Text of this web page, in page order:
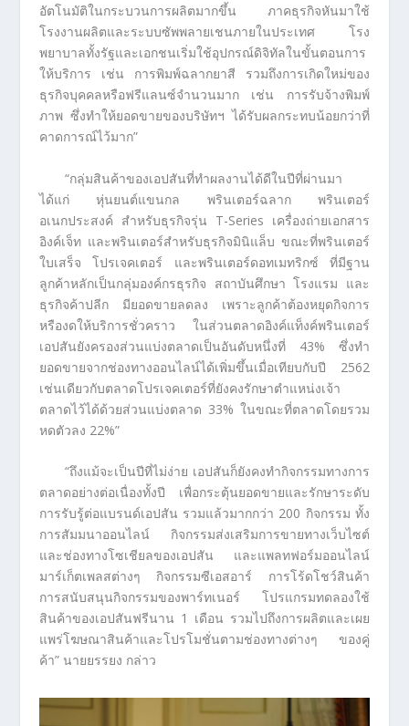
อัตโนมัติในกระบวนการผลิตมากขึ้น ภาคธุรกิจหันมาใช้
โรงงานผลิตและระบบซัพพลายเชนภายในประเทศ โรง
พยาบาลทั้งรัฐและเอกชนเริ่มใช้อุปกรณ์ดิจิทัลในขั้นตอนการ
ให้บริการ เช่น การพิมพ์ฉลากยาสี รวมถึงการเกิดใหม่ของ
ธุรกิจบุคคลหรือฟรีแลนซ์จำนวนมาก เช่น การรับจ้างพิมพ์
ภาพ ซึ่งทำให้ยอดขายของบริษัทฯ ได้รับผลกระทบน้อยกว่าที่
คาดการณ์ไว้มาก”
“กลุ่มสินค้าของเอปสันที่ทำผลงานได้ดีในปีที่ผ่านมา
ได้แก่ หุ่นยนต์แขนกล พรินเตอร์ฉลาก พรินเตอร์
อเนกประสงค์ สำหรับธุรกิจรุ่น T-Series เครื่องถ่ายเอกสาร
อิงค์เจ็ท และพรินเตอร์สำหรับธุรกิจมินิแล็บ ขณะที่พรินเตอร์
ใบเสร็จ โปรเจคเตอร์ และพรินเตอร์ดอทเมทริกซ์ ที่มีฐาน
ลูกค้าหลักเป็นกลุ่มองค์กรธุรกิจ สถาบันศึกษา โรงแรม และ
ธุรกิจค้าปลีก มียอดขายลดลง เพราะลูกค้าต้องหยุดกิจการ
หรืองดให้บริการชั่วคราว ในส่วนตลาดอิงค์แท็งค์พรินเตอร์
เอปสันยังครองส่วนแบ่งตลาดเป็นอันดับหนึ่งที่ 43% ซึ่งทำ
ยอดขายจากช่องทางออนไลน์ได้เพิ่มขึ้นเมื่อเทียบกับปี 2562
เช่นเดียวกับตลาดโปรเจคเตอร์ที่ยังคงรักษาตำแหน่งเจ้า
ตลาดไว้ได้ด้วยส่วนแบ่งตลาด 33% ในขณะที่ตลาดโดยรวม
หดตัวลง 22%”
“ถึงแม้จะเป็นปีที่ไม่ง่าย เอปสันก็ยังคงทำกิจกรรมทางการ
ตลาดอย่างต่อเนื่องทั้งปี เพื่อกระตุ้นยอดขายและรักษาระดับ
การรับรู้ต่อแบรนด์เอปสัน รวมแล้วมากกว่า 200 กิจกรรม ทั้ง
การสัมมนาออนไลน์ กิจกรรมส่งเสริมการขายทางเว็บไซต์
และช่องทางโซเชียลของเอปสัน และแพลทฟอร์มออนไลน์
มาร์เก็ตเพลสต่างๆ กิจกรรมซีเอสอาร์ การโร้ดโชว์สินค้า
การสนับสนุนกิจกรรมของพาร์ทเนอร์ โปรแกรมทดลองใช้
สินค้าของเอปสันฟรีนาน 1 เดือน รวมไปถึงการผลิตและเผย
แพร่โฆษณาสินค้าและโปรโมชั่นตามช่องทางต่างๆ ของคู่
ค้า” นายยรรยง กล่าว